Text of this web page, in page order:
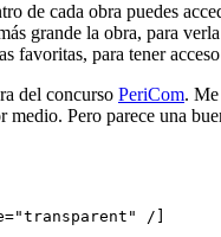
de cada obra puedes
grande la obra, para
favoritas, para tener
del concurso PeriCom.
medio. Pero parece una
/]